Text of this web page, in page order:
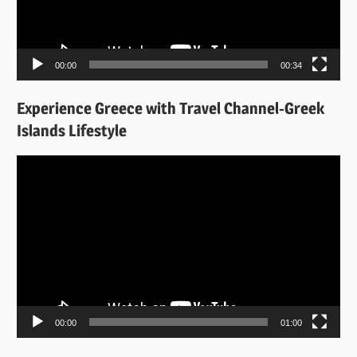
00:00 00:34
Experience Greece with Travel Channel-Greek
Islands Lifestyle
00:00 01:00